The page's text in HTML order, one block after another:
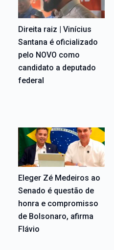
Direita raiz | Vinícius
Santana é oficializado
pelo NOVO como
candidato a deputado
federal
Eleger Zé Medeiros ao
Senado é questão de
honra e compromisso
de Bolsonaro, afirma
Flávio